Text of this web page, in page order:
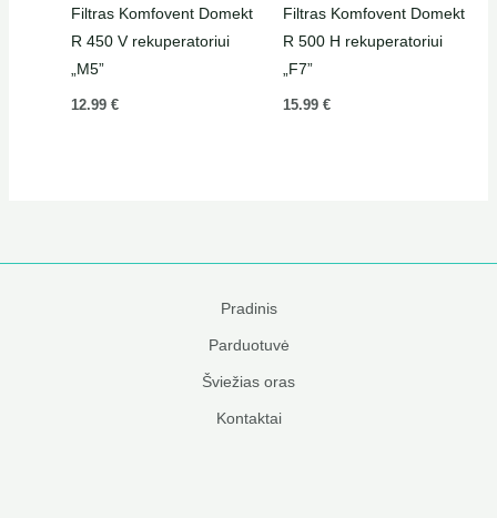
Filtras Komfovent Domekt
R 450 V rekuperatoriui
„M5”
12.99 €
Filtras Komfovent Domekt
R 500 H rekuperatoriui
„F7”
15.99 €
Pradinis
Parduotuvė
Šviežias oras
Kontaktai